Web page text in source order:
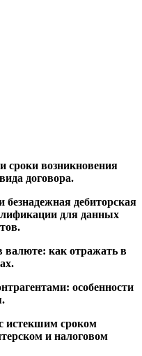
сроки возникновения
договора.
безнадежная дебиторская
для данных
валюте: как отражать в
особенности
истекшим сроком
и налоговом